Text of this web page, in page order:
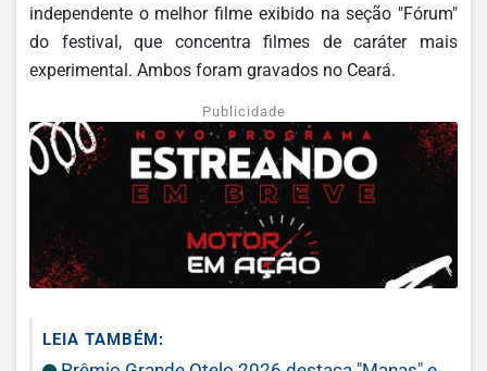
independente o melhor filme exibido na seção "Fórum"
do festival, que concentra filmes de caráter mais
experimental. Ambos foram gravados no Ceará.
Publicidade
LEIA TAMBÉM: